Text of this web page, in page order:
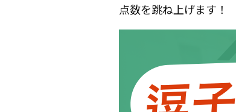
点数を跳ね上げます！